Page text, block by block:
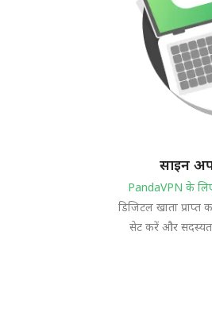
साइन
PandaVPN के
डिजिटल खाता प्राप्त
सेट करें और